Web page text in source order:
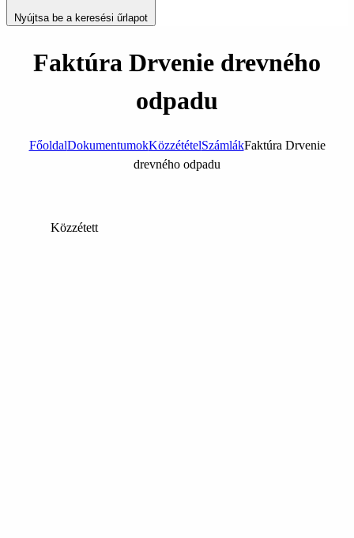
Nyújtsa be a keresési űrlapot
Faktúra Drvenie drevného
odpadu
FőoldalDokumentumokKözzétételSzámlákFaktúra Drvenie
drevného odpadu
Közzétett